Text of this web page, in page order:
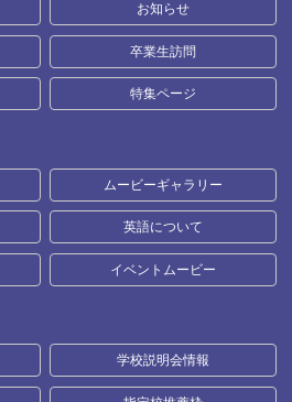
お知らせ
卒業生訪問
特集ページ
ムービーギャラリー
英語について
イベントムービー
学校説明会情報